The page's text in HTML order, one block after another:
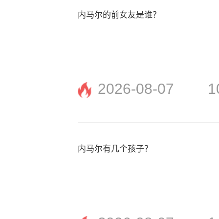
内马尔的前女友是谁？
2026-08-07
内马尔有几个孩子？